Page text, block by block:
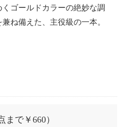
ゴールドカラーの絶妙な調
ね備えた、主役級の一本。
まで￥660）